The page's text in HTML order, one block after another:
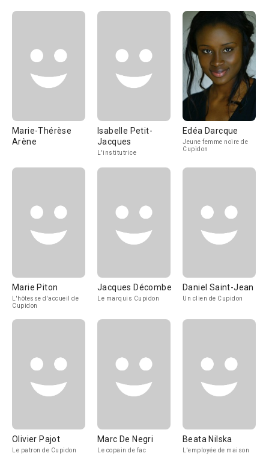
Marie-Thérèse
Arène
Isabelle Petit-
Jacques
L'institutrice
Edéa Darcque
Jeune femme noire de
Cupidon
Marie Piton
L'hôtesse d'accueil de
Cupidon
Jacques Décombe
Le marquis Cupidon
Daniel Saint-Jean
Un clien de Cupidon
Olivier Pajot
Le patron de Cupidon
Marc De Negri
Le copain de fac
Beata Nilska
L'employée de maison